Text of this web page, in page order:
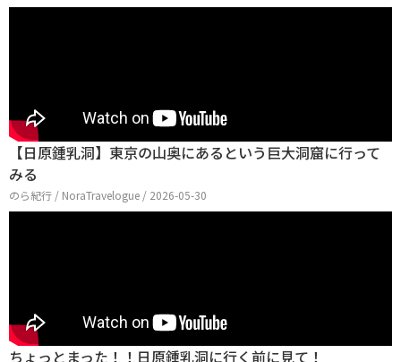
【日原鍾乳洞】東京の山奥にあるという巨大洞窟に行って
みる
のら紀行 / NoraTravelogue / 2026-05-30
ちょっとまった！！日原鍾乳洞に行く前に見て！